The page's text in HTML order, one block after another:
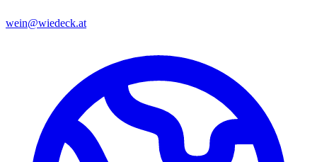
wein@wiedeck.at